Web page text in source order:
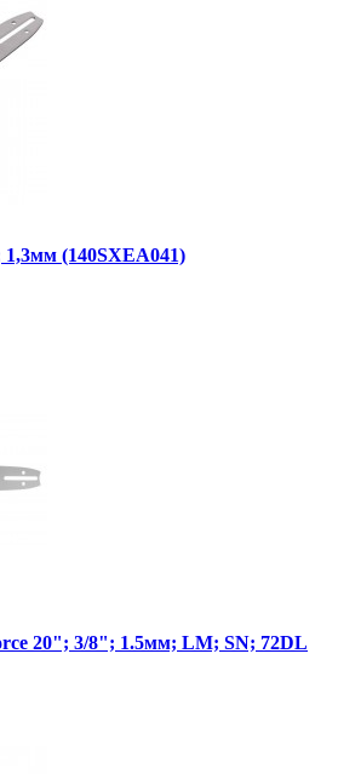
(140SXEA041)
20"; 3/8"; 1.5мм; LM; SN; 72DL